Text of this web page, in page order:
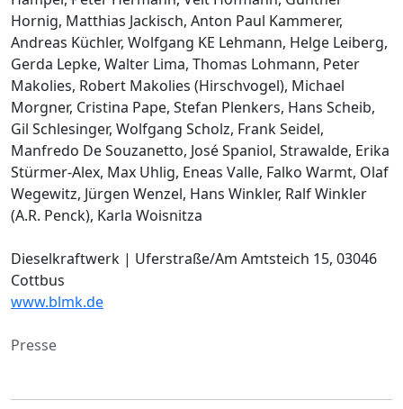
Hornig, Matthias Jackisch, Anton Paul Kammerer,
Andreas Küchler, Wolfgang KE Lehmann, Helge Leiberg,
Gerda Lepke, Walter Lima, Thomas Lohmann, Peter
Makolies, Robert Makolies (Hirschvogel), Michael
Morgner, Cristina Pape, Stefan Plenkers, Hans Scheib,
Gil Schlesinger, Wolfgang Scholz, Frank Seidel,
Manfredo De Souzanetto, José Spaniol, Strawalde, Erika
Stürmer-Alex, Max Uhlig, Eneas Valle, Falko Warmt, Olaf
Wegewitz, Jürgen Wenzel, Hans Winkler, Ralf Winkler
(A.R. Penck), Karla Woisnitza
Dieselkraftwerk | Uferstraße/Am Amtsteich 15, 03046
Cottbus
www.blmk.de
Presse